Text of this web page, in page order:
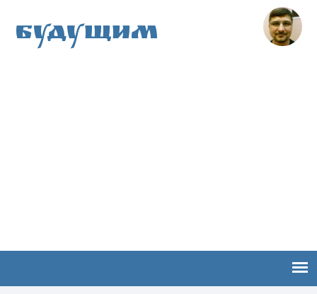
Будущим